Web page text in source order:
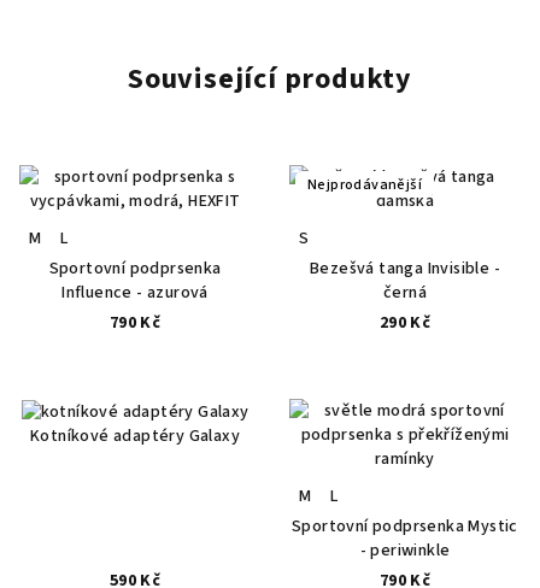
Související produkty
M
L
Sportovní podprsenka
Influence - azurová
790 Kč
Nejprodávanější
S
Bezešvá tanga Invisible -
černá
290 Kč
Kotníkové adaptéry Galaxy
590 Kč
M
L
Sportovní podprsenka Mystic
- periwinkle
790 Kč